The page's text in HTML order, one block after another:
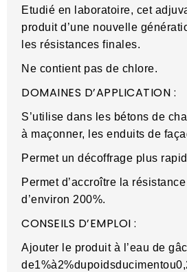
Etudié en laboratoire, cet
produit d’une nouvelle
les résistances finales.
Ne contient pas de chlore.
DOMAINES D’APPLICATION :
S’utilise dans les bétons de
à maçonner, les enduits de
Permet un décoffrage plus
Permet d’accroître la
d’environ 200%.
CONSEILS D’EMPLOI :
Ajouter le produit à l’eau de